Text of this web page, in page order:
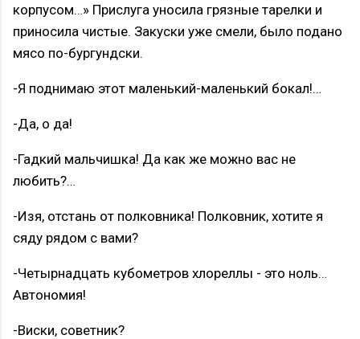
корпусом…» Прислуга уносила грязные тарелки и
приносила чистые. Закуски уже смели, было подано
мясо по-бургундски.
-Я поднимаю этот маленький-маленький бокал!…
-Да, о да!
-Гадкий мальчишка! Да как же можно вас не
любить?…
-Изя, отстань от полковника! Полковник, хотите я
сяду рядом с вами?
-Четырнадцать кубометров хлореллы - это ноль…
Автономия!
-Виски, советник?